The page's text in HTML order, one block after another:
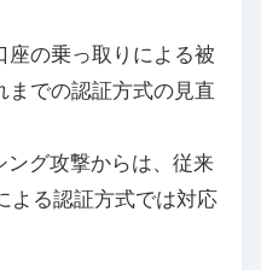
の乗っ取りによる被
での認証方式の見直
グ攻撃からは、従来
よる認証方式では対応